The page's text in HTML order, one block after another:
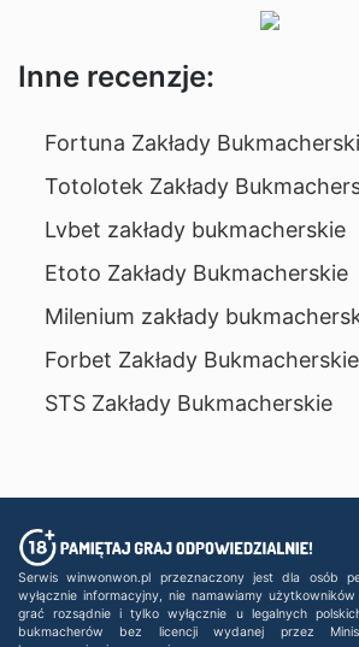
Inne recenzje:
Fortuna Zakłady
Totolotek Zakłady
Lvbet zakłady bukmacherskie
Etoto Zakłady Bukmacherskie
Milenium zakłady
Forbet Zakłady Bukmacherskie
STS Zakłady Bukmacherskie
Serwis winwonwon.pl przeznaczony jest dla osób
wyłącznie informacyjny, nie namawiamy
grać rozsądnie i tylko wyłącznie u legalnych
bukmacherów bez licencji wydanej przez